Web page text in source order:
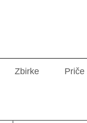
Zbirke Priče